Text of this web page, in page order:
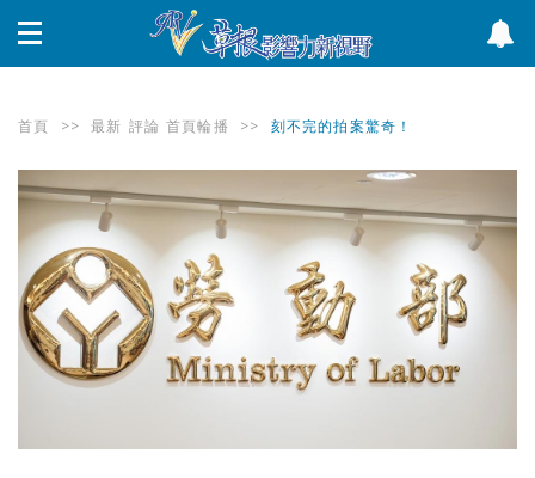
首頁 >> 最新 評論 首頁輪播 >> 刻不完的拍案驚奇！